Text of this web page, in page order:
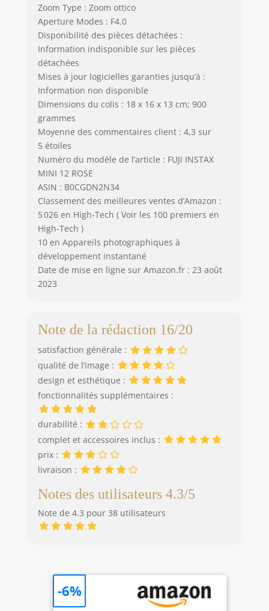
Zoom Type : Zoom ottico
Aperture Modes : F4.0
Disponibilité des pièces détachées :
Information indisponible sur les pièces
détachées
Mises à jour logicielles garanties jusqu’à :
Information non disponible
Dimensions du colis : 18 x 16 x 13 cm; 900
grammes
Moyenne des commentaires client : 4,3 sur
5 étoiles
Numéro du modèle de l’article : FUJI INSTAX
MINI 12 ROSE
ASIN : B0CGDN2N34
Classement des meilleures ventes d’Amazon :
5 026 en High-Tech ( Voir les 100 premiers en
High-Tech )
10 en Appareils photographiques à
développement instantané
Date de mise en ligne sur Amazon.fr : 23 août
2023
Note de la rédaction 16/20
satisfaction générale :
qualité de l’image :
design et esthétique :
fonctionnalités supplémentaires :
durabilité :
complet et accessoires inclus :
prix :
livraison :
Notes des utilisateurs 4.3/5
Note de 4.3 pour 38 utilisateurs
-6%